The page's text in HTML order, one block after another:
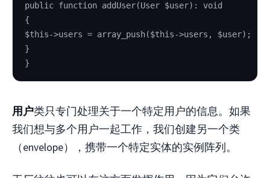
public function addUser(User $user): void
{
$this->users = array_push($this->users, $user);
}
}
用户类只专门处理关于一个特定用户的信息。如果
我们想与多个用户一起工作，我们创建另一个类
（envelope），携带一个特定实体的实例阵列。